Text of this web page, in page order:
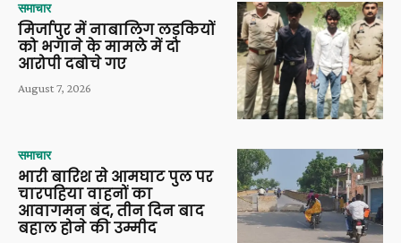
समाचार
मिर्जापुर में नाबालिग लड़कियों
को भगाने के मामले में दो
आरोपी दबोचे गए
August 7, 2026
समाचार
भारी बारिश से आमघाट पुल पर
चारपहिया वाहनों का
आवागमन बंद, तीन दिन बाद
बहाल होने की उम्मीद